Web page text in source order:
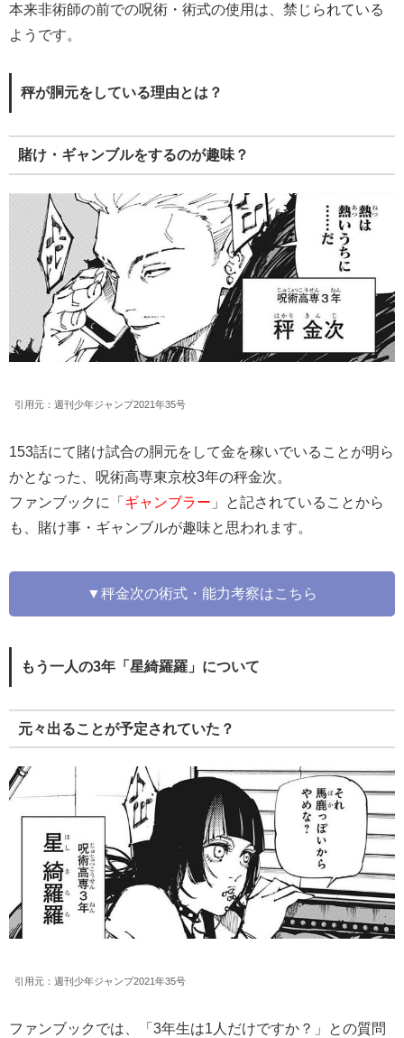
本来非術師の前での呪術・術式の使用は、禁じられている
ようです。
秤が胴元をしている理由とは？
賭け・ギャンブルをするのが趣味？
引用元：週刊少年ジャンプ2021年35号
153話にて賭け試合の胴元をして金を稼いでいることが明ら
かとなった、呪術高専東京校3年の秤金次。
ファンブックに「 ギャンブラー 」と記されていることから
も、賭け事・ギャンブルが趣味と思われます。
▼秤金次の術式・能力考察はこちら
もう一人の3年「星綺羅羅」について
元々出ることが予定されていた？
引用元：週刊少年ジャンプ2021年35号
ファンブックでは、「3年生は1人だけですか？」との質問